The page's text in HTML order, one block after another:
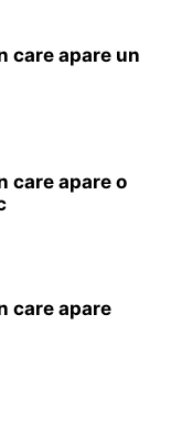
care apare un
care apare o
care apare